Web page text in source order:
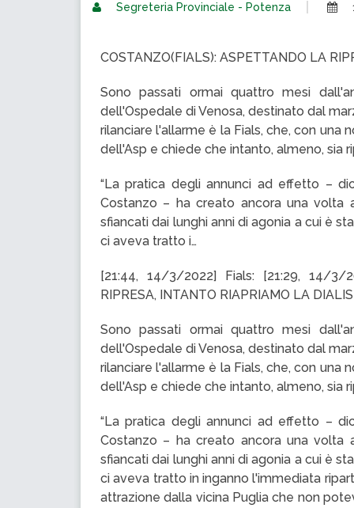
Segreteria Provinciale - Potenza
COSTANZO(FIALS): ASPETTANDO LA
Sono passati ormai quattro mesi
dell'Ospedale di Venosa, destinato dal
rilanciare l'allarme è la Fials, che, con una
dell'Asp e chiede che intanto, almeno, sia
“La pratica degli annunci ad effetto –
Costanzo – ha creato ancora una
sfiancati dai lunghi anni di agonia a cui è
ci aveva tratto i…
[21:44, 14/3/2022] Fials: [21:29, 14/3/
RIPRESA, INTANTO RIAPRIAMO LA
Sono passati ormai quattro mesi
dell'Ospedale di Venosa, destinato dal
rilanciare l'allarme è la Fials, che, con una
dell'Asp e chiede che intanto, almeno, sia
“La pratica degli annunci ad effetto –
Costanzo – ha creato ancora una
sfiancati dai lunghi anni di agonia a cui è
ci aveva tratto in inganno l'immediata
attrazione dalla vicina Puglia che non